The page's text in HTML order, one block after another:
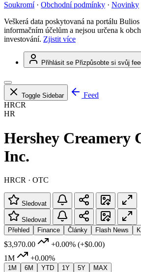
Soukromí · Obchodní podmínky · Novinky
Veškerá data poskytovaná na portálu
informačním účelům a nejsou určena k
investování. Zjistit více
Přihlásit se Přizpůsobte si svůj
Toggle Sidebar
Feed
HRCR
HR
Hershey Creamery
Inc.
HRCR · OTC
Sledovat
Sledovat
Přehled
Finance Články Flash News
$3,970.00 +0.00% (+$0.00)
1M
+0.00%
1M 6M YTD 1Y 5Y MAX